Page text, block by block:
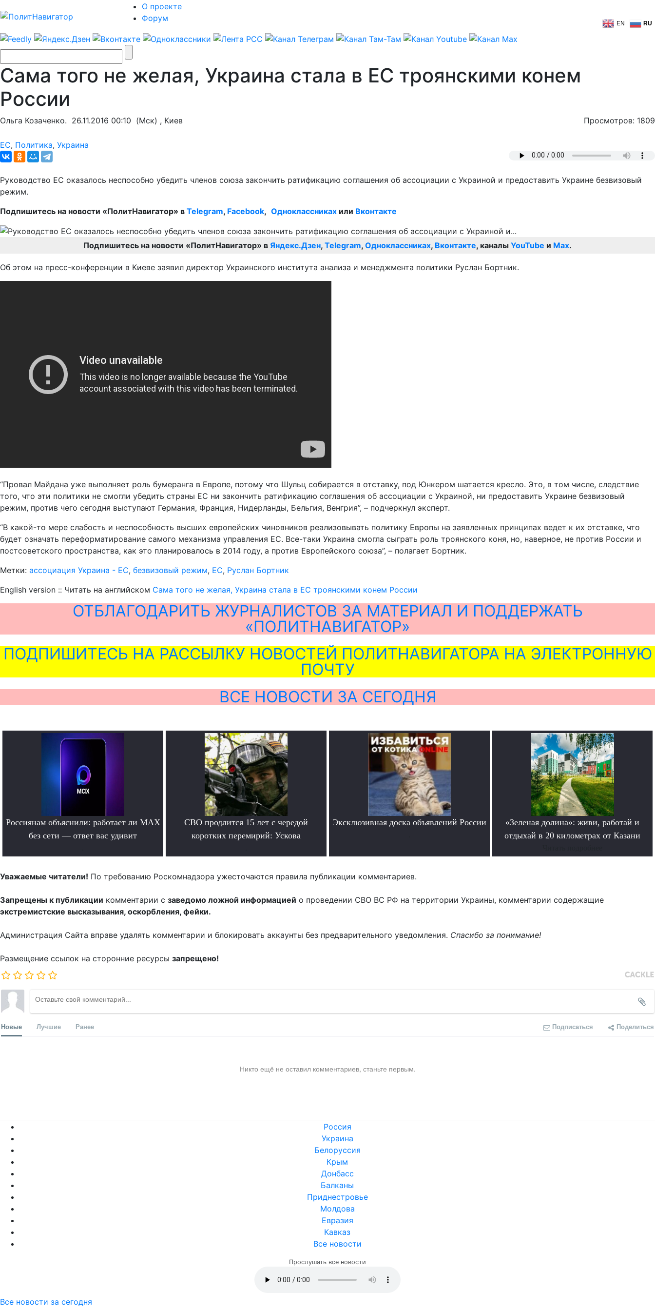
О проекте
Форум
EN RU
Сама того не желая, Украина стала в ЕС троянскими конем
России
Ольга Козаченко. 26.11.2016 00:10 (Мск) , Киев Просмотров: 1809
ЕС, Политика, Украина
Руководство ЕС оказалось неспособно убедить членов союза закончить ратификацию соглашения об ассоциации с Украиной и предоставить Украине безвизовый
режим.
Подпишитесь на новости «ПолитНавигатор» в Telegram, Facebook, Одноклассниках или Вконтакте
Подпишитесь на новости «ПолитНавигатор» в Яндекс.Дзен, Telegram, Одноклассниках, Вконтакте, каналы YouTube и Max.
Об этом на пресс-конференции в Киеве заявил директор Украинского института анализа и менеджмента политики Руслан Бортник.
“Провал Майдана уже выполняет роль бумеранга в Европе, потому что Шульц собирается в отставку, под Юнкером шатается кресло. Это, в том числе, следствие
того, что эти политики не смогли убедить страны ЕС ни закончить ратификацию соглашения об ассоциации с Украиной, ни предоставить Украине безвизовый
режим, против чего сегодня выступают Германия, Франция, Нидерланды, Бельгия, Венгрия”, – подчеркнул эксперт.
“В какой-то мере слабость и неспособность высших европейских чиновников реализовывать политику Европы на заявленных принципах ведет к их отставке, что
будет означать переформатирование самого механизма управления ЕС. Все-таки Украина смогла сыграть роль троянского коня, но, наверное, не против России и
постсоветского пространства, как это планировалось в 2014 году, а против Европейского союза”, – полагает Бортник.
Метки: ассоциация Украина - ЕС, безвизовый режим, ЕС, Руслан Бортник
English version :: Читать на английском Сама того не желая, Украина стала в ЕС троянскими конем России
ОТБЛАГОДАРИТЬ ЖУРНАЛИСТОВ ЗА МАТЕРИАЛ И ПОДДЕРЖАТЬ
«ПОЛИТНАВИГАТОР»
ПОДПИШИТЕСЬ НА РАССЫЛКУ НОВОСТЕЙ ПОЛИТНАВИГАТОРА НА ЭЛЕКТРОННУЮ
ПОЧТУ
ВСЕ НОВОСТИ ЗА СЕГОДНЯ
Россиянам объяснили: работает ли MAX
без сети — ответ вас удивит
СВО продлится 15 лет с чередой
коротких перемирий: Ускова
Эксклюзивная доска объявлений России
«Зеленая долина»: живи, работай и
отдыхай в 20 километрах от Казани
Уважаемые читатели! По требованию Роскомнадзора ужесточаются правила публикации комментариев.
Запрещены к публикации комментарии с заведомо ложной информацией о проведении СВО ВС РФ на территории Украины, комментарии содержащие
экстремистские высказывания, оскорбления, фейки.
Администрация Сайта вправе удалять комментарии и блокировать аккаунты без предварительного уведомления. Спасибо за понимание!
Размещение ссылок на сторонние ресурсы запрещено!
Новые Лучшие Ранее Подписаться Поделиться
Никто ещё не оставил комментариев, станьте первым.
Россия
Украина
Белоруссия
Крым
Донбасс
Балканы
Приднестровье
Молдова
Евразия
Кавказ
Все новости
Прослушать все новости
Все новости за сегодня